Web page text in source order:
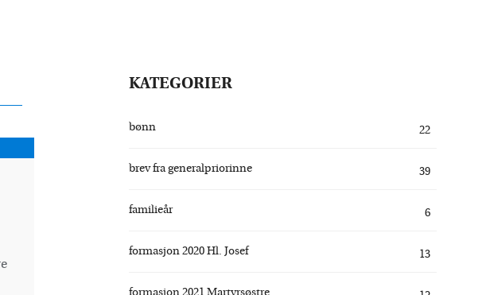
KATEGORIER
bønn 22
brev fra generalpriorinne 39
familieår 6
formasjon 2020 Hl. Josef 13